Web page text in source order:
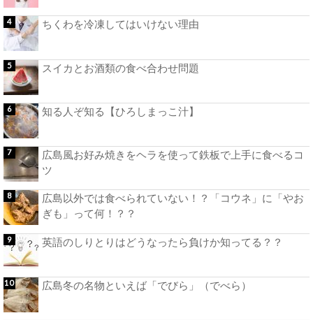
ちくわを冷凍してはいけない理由
スイカとお酒類の食べ合わせ問題
知る人ぞ知る【ひろしまっこ汁】
広島風お好み焼きをヘラを使って鉄板で上手に食べるコ
ツ
広島以外では食べられていない！？「コウネ」に「やお
ぎも」って何！？？
英語のしりとりはどうなったら負けか知ってる？？
広島冬の名物といえば「でびら」（でべら）